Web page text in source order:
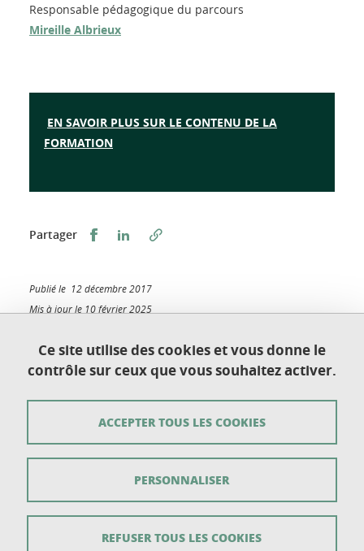
Responsable pédagogique du parcours
Mireille Albrieux
EN SAVOIR PLUS SUR LE CONTENU DE LA
FORMATION
Partager Partager sur Facebook
Partager sur LinkedIn
Publié le 12 décembre 2017
Mis à jour le 10 février 2025
Ce site utilise des cookies et vous donne le
contrôle sur ceux que vous souhaitez activer.
ACCEPTER TOUS LES COOKIES
REFUSER TOUS LES COOKIES
PERSONNALISER